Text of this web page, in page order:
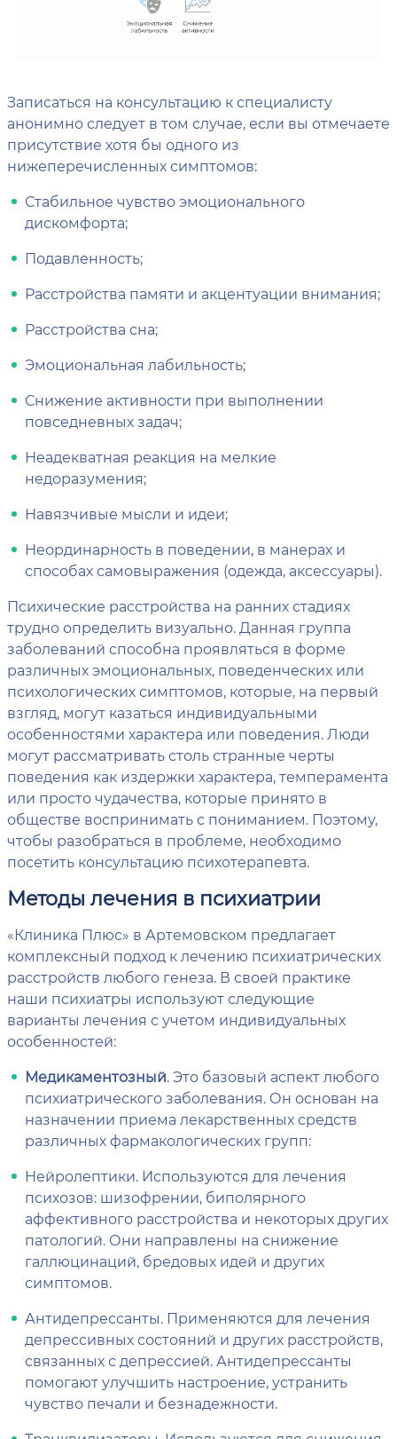
Записаться на консультацию к специалисту
анонимно следует в том случае, если вы отмечаете
присутствие хотя бы одного из
нижеперечисленных симптомов:
Стабильное чувство эмоционального
дискомфорта;
Подавленность;
Расстройства памяти и акцентуации внимания;
Расстройства сна;
Эмоциональная лабильность;
Снижение активности при выполнении
повседневных задач;
Неадекватная реакция на мелкие
недоразумения;
Навязчивые мысли и идеи;
Неординарность в поведении, в манерах и
способах самовыражения (одежда, аксессуары).
Психические расстройства на ранних стадиях
трудно определить визуально. Данная группа
заболеваний способна проявляться в форме
различных эмоциональных, поведенческих или
психологических симптомов, которые, на первый
взгляд, могут казаться индивидуальными
особенностями характера или поведения. Люди
могут рассматривать столь странные черты
поведения как издержки характера, темперамента
или просто чудачества, которые принято в
обществе воспринимать с пониманием. Поэтому,
чтобы разобраться в проблеме, необходимо
посетить консультацию психотерапевта.
Методы лечения в психиатрии
«Клиника Плюс» в Артемовском предлагает
комплексный подход к лечению психиатрических
расстройств любого генеза. В своей практике
наши психиатры используют следующие
варианты лечения с учетом индивидуальных
особенностей:
Медикаментозный. Это базовый аспект любого
психиатрического заболевания. Он основан на
назначении приема лекарственных средств
различных фармакологических групп:
Нейролептики. Используются для лечения
психозов: шизофрении, биполярного
аффективного расстройства и некоторых других
патологий. Они направлены на снижение
галлюцинаций, бредовых идей и других
симптомов.
Антидепрессанты. Применяются для лечения
депрессивных состояний и других расстройств,
связанных с депрессией. Антидепрессанты
помогают улучшить настроение, устранить
чувство печали и безнадежности.